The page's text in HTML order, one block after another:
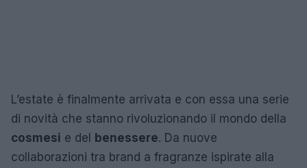
L’estate è finalmente arrivata e con essa una serie
di novità che stanno rivoluzionando il mondo della
cosmesi e del benessere. Da nuove
collaborazioni tra brand a fragranze ispirate alla